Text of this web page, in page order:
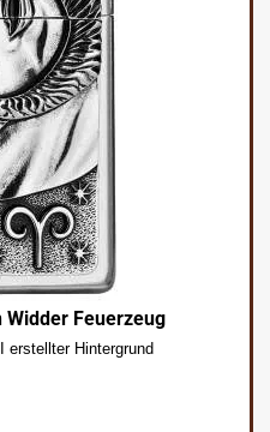
Feuerzeug
Hintergrund